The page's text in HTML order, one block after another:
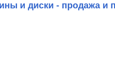
и диски - продажа и